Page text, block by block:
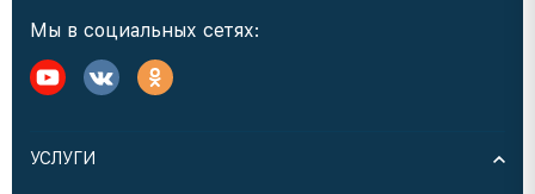
Мы в социальных сетях:
УСЛУГИ